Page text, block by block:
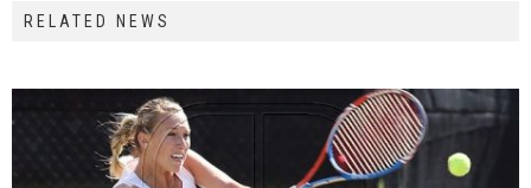
RELATED NEWS